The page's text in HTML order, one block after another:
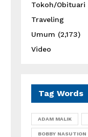
Tokoh/Obituari
Traveling
Umum (2,173)
Video
Tag Words
ADAM MALIK
BOBBY NASUTION